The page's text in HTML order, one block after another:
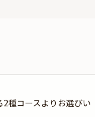
を尽くしたおもてなしを
間をお届けします。
2種コースよりお選びい